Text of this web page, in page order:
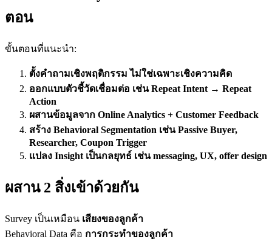
ตอน
ขั้นตอนที่แนะนำ:
ตั้งคำถามเชิงพฤติกรรม ไม่ใช่เฉพาะเชิงความคิด
ออกแบบตัวชี้วัดเชื่อมต่อ เช่น
Action
ผสานข้อมูลจาก
Online Analytics + Customer Feedback
สร้าง
Behavioral Segmentation เช่น Passive Buyer,
Researcher, Coupon Trigger
แปลง
Insight เป็นกลยุทธ์ เช่น messaging, UX, offer design
ผสาน 2 สิ่งเข้าด้วยกัน
Survey เป็นเหมือน
เสียงของลูกค้า
Behavioral Data คือ
การกระทำของลูกค้า